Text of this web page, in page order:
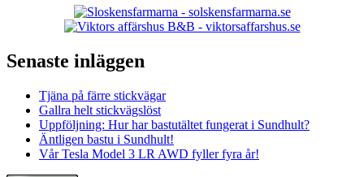
Senaste inläggen
Tjäna på färre stickvägar
Gallra helt stickvägslöst
Uppföljning: Hur har bastutältet fungerat i Sundhult?
Äntligen bastu i Sundhult!
Vår Tesla Model 3 LR AWD fyller fyra år!